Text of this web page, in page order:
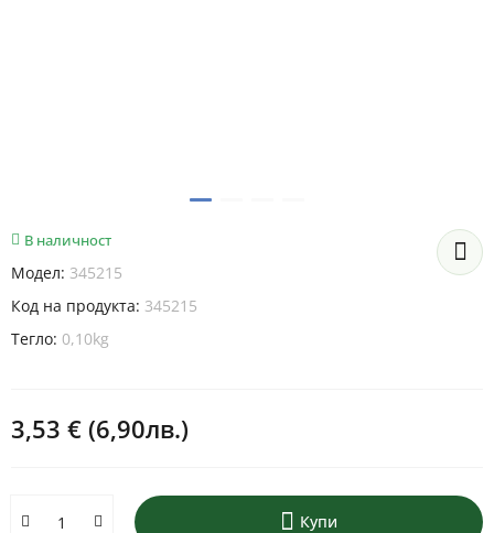
В наличност
Модел: 345215
Код на продукта: 345215
Тегло: 0,10kg
3,53 € (6,90лв.)
Купи